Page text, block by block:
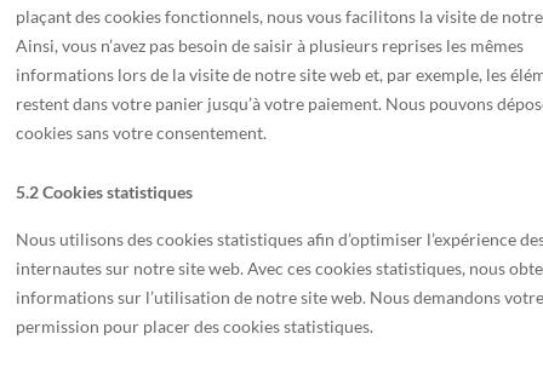
plaçant des cookies fonctionnels, nous vous facilitons la visite de
Ainsi, vous n’avez pas besoin de saisir à plusieurs reprises les mêmes
informations lors de la visite de notre site web et, par exemple, les
restent dans votre panier jusqu’à votre paiement. Nous pouvons
cookies sans votre consentement.
5.2 Cookies statistiques
Nous utilisons des cookies statistiques afin d’optimiser l’expérience
internautes sur notre site web. Avec ces cookies statistiques, nous
informations sur l’utilisation de notre site web. Nous demandons
permission pour placer des cookies statistiques.